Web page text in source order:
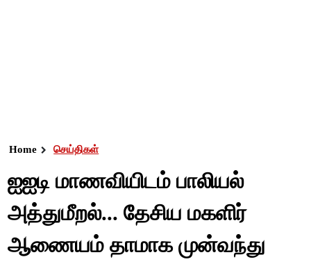
Home செய்திகள்
ஐஐடி மாணவியிடம் பாலியல்
அத்துமீறல்... தேசிய மகளிர்
ஆணையம் தாமாக முன்வந்து